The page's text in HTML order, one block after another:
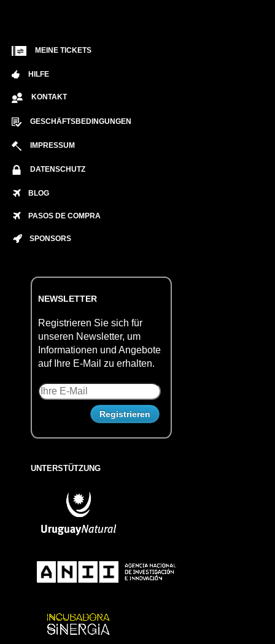
MEINE TICKETS
HILFE
KONTAKT
GESCHÄFTSBEDINGUNGEN
IMPRESSUM
DATENSCHUTZ
BLOG
PASOS DE COMPRA
SPONSORS
NEWSLETTER
Registrieren Sie sich für
unseren Newsletter, um
Informationen und Angebote
auf Ihre E-Mail zu erhalten.
UNTERSTÜTZUNG